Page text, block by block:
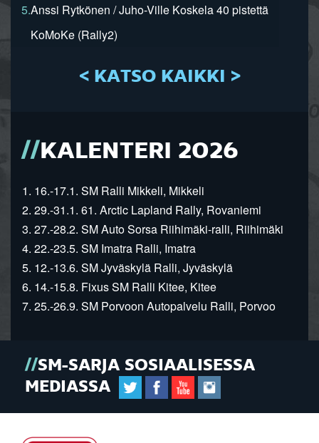
5.Anssi Rytkönen / Juho-Ville Koskela 40 pistettä
KoMoKe (Rally2)
< KATSO KAIKKI >
KALENTERI 2026
1. 16.-17.1. SM Ralli Mikkeli, Mikkeli
2. 29.-31.1. 61. Arctic Lapland Rally, Rovaniemi
3. 27.-28.2. SM Auto Sorsa Riihimäki-ralli, Riihimäki
4. 22.-23.5. SM Imatra Ralli, Imatra
5. 12.-13.6. SM Jyväskylä Ralli, Jyväskylä
6. 14.-15.8. Fixus SM Ralli Kitee, Kitee
7. 25.-26.9. SM Porvoon Autopalvelu Ralli, Porvoo
SM-SARJA SOSIAALISESSA
MEDIASSA